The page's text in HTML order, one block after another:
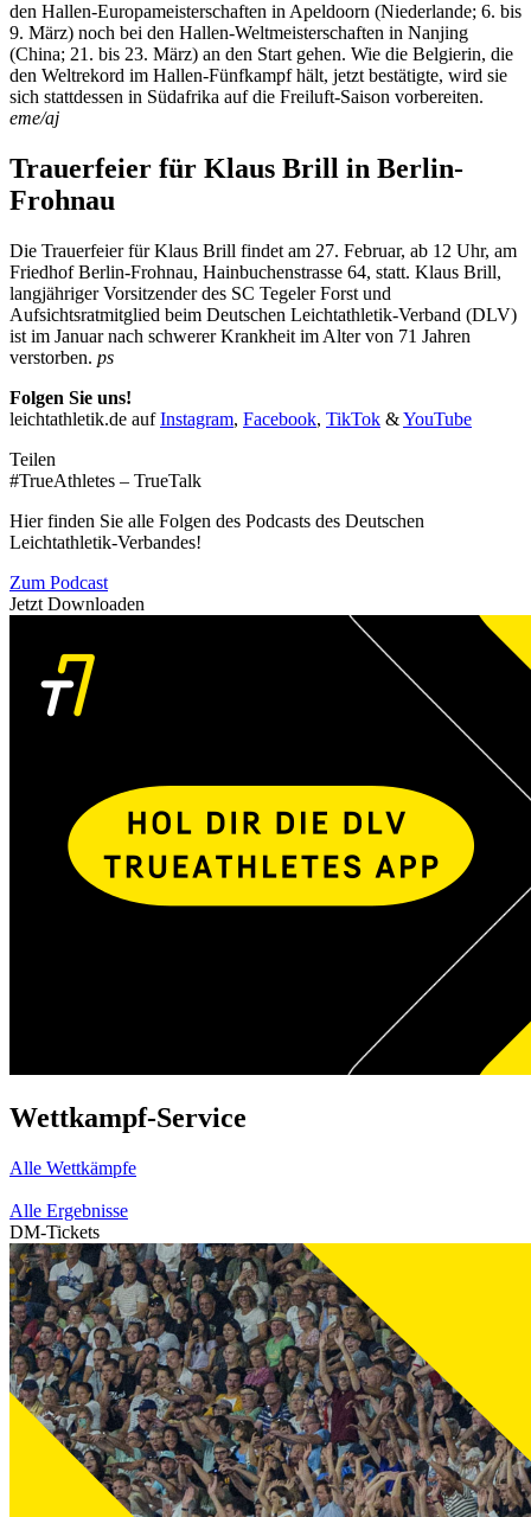
den Hallen-Europameisterschaften in Apeldoorn (Niederlande; 6. bis
9. März) noch bei den Hallen-Weltmeisterschaften in Nanjing
(China; 21. bis 23. März) an den Start gehen. Wie die Belgierin, die
den Weltrekord im Hallen-Fünfkampf hält, jetzt bestätigte, wird sie
sich stattdessen in Südafrika auf die Freiluft-Saison vorbereiten.
eme/aj
Trauerfeier für Klaus Brill in Berlin-
Frohnau
Die Trauerfeier für Klaus Brill findet am 27. Februar, ab 12 Uhr, am
Friedhof Berlin-Frohnau, Hainbuchenstrasse 64, statt. Klaus Brill,
langjähriger Vorsitzender des SC Tegeler Forst und
Aufsichtsratmitglied beim Deutschen Leichtathletik-Verband (DLV)
ist im Januar nach schwerer Krankheit im Alter von 71 Jahren
verstorben. ps
Folgen Sie uns!
leichtathletik.de aufInstagram, Facebook, TikTok &YouTube
Teilen
#TrueAthletes – TrueTalk
Hier finden Sie alle Folgen des Podcasts des Deutschen
Leichtathletik-Verbandes!
Zum Podcast
Jetzt Downloaden
Wettkampf-Service
Alle Wettkämpfe
Alle Ergebnisse
DM-Tickets